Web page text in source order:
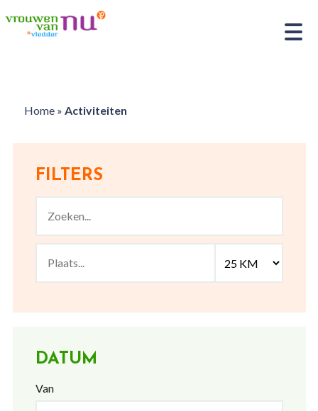
Home» Activiteiten
FILTERS
DATUM
Van